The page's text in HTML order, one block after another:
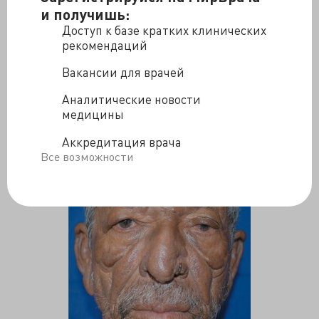
и получишь:
Доступ к базе кратких клинических
рекомендаций
Вакансии для врачей
Аналитические новости
медицины
Аккредитация врача
Все возможности